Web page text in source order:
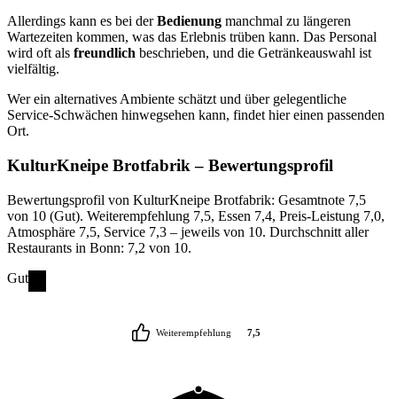
Allerdings kann es bei derBedienung manchmal zu längeren
Wartezeiten kommen, was das Erlebnis trüben kann. Das Personal
wird oft als freundlich beschrieben, und die Getränkeauswahl ist
vielfältig.
Wer ein alternatives Ambiente schätzt und über gelegentliche
Service-Schwächen hinwegsehen kann, findet hier einen passenden
Ort.
KulturKneipe Brotfabrik– Bewertungsprofil
Bewertungsprofil von KulturKneipe Brotfabrik: Gesamtnote 7,5
von 10 (Gut). Weiterempfehlung 7,5, Essen 7,4, Preis-Leistung 7,0,
Atmosphäre 7,5, Service 7,3 – jeweils von 10. Durchschnitt aller
Restaurants in Bonn: 7,2 von 10.
Gut
Weiterempfehlung 7,5